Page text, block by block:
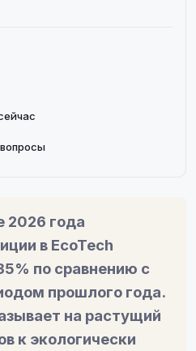
2026 года
в EcoTech
по сравнению с
прошлого года.
на растущий
к экологически